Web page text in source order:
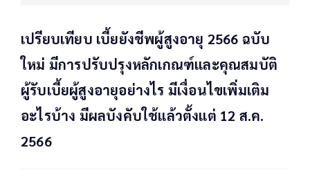
เปรียบเทียบ เบี้ยยังชีพผู้สูงอายุ 2566 ฉบับ
ใหม่ มีการปรับปรุงหลักเกณฑ์และคุณสมบัติ
ผู้รับเบี้ยผู้สูงอายุอย่างไร มีเงื่อนไขเพิ่มเติม
อะไรบ้าง มีผลบังคับใช้แล้วตั้งแต่ 12 ส.ค.
2566